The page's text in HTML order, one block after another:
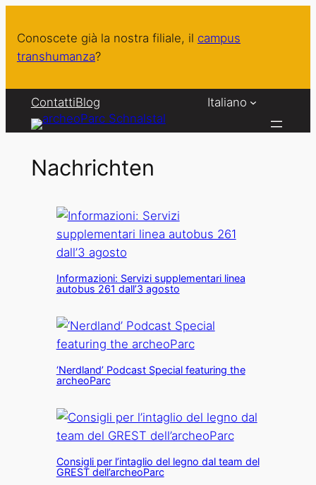
contenuto
Conoscete già la nostra filiale, il campus
transhumanza?
ContattiBlog Italiano
Nachrichten
Informazioni: Servizi supplementari linea
autobus 261 dall’3 agosto
‘Nerdland’ Podcast Special featuring the
archeoParc
Consigli per l’intaglio del legno dal team del
GREST dell’archeoParc